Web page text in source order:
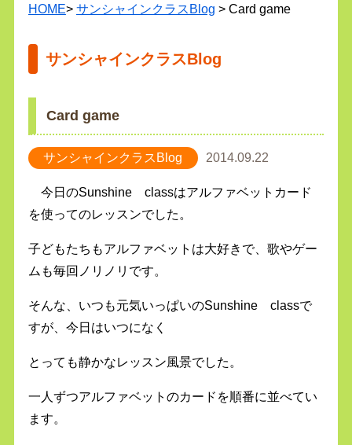
HOME> サンシャインクラスBlog > Card game
サンシャインクラスBlog
Card game
サンシャインクラスBlog 2014.09.22
今日のSunshine classはアルファベットカード
を使ってのレッスンでした。
子どもたちもアルファベットは大好きで、歌やゲー
ムも毎回ノリノリです。
そんな、いつも元気いっぱいのSunshine classで
すが、今日はいつになく
とっても静かなレッスン風景でした。
一人ずつアルファベットのカードを順番に並べてい
ます。